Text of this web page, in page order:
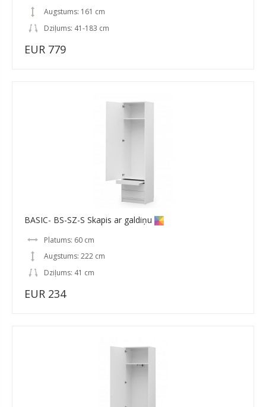
Augstums: 161 cm
Dziļums: 41-183 cm
EUR 779
BASIC- BS-SZ-S Skapis ar galdiņu
Platums: 60 cm
Augstums: 222 cm
Dziļums: 41 cm
EUR 234